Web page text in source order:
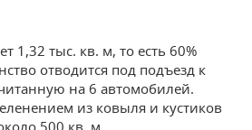
1,32 тыс. кв. м, то есть 60%
отводится под подъезд к
на 6 автомобилей.
из ковыля и кустиков
500 кв. м.